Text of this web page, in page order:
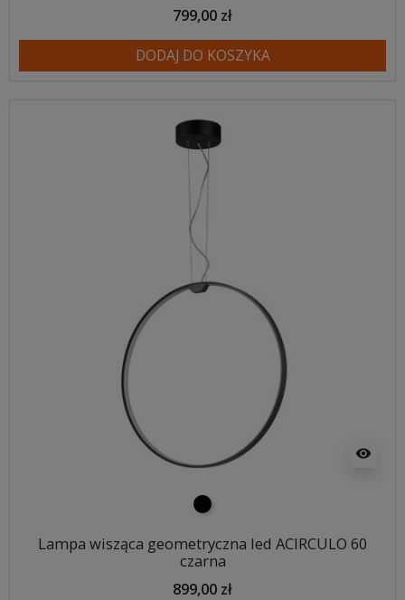
799,00 zł
DODAJ DO KOSZYKA
visibility
czarny
Lampa wisząca geometryczna led ACIRCULO 60
czarna
899,00 zł